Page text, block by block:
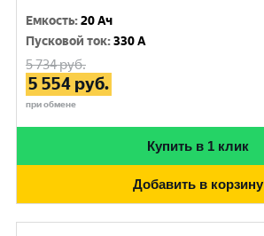
Емкость:20 Ач
Пусковой ток:330 A
5 734руб.
5 554 руб.
при обмене
Купить в 1 клик
Добавить в корзину